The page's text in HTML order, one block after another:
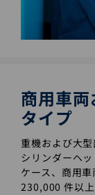
商用車
タイプ
重機および大
シリンダーヘ
ケース、商用
230,000 件以上